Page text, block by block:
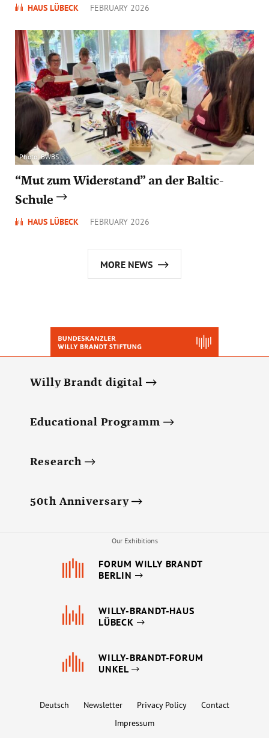
HAUS LÜBECK FEBRUARY 2026
Photo: BWBS
“Mut zum Widerstand” an der Baltic-
Schule
HAUS LÜBECK FEBRUARY 2026
MORE NEWS
Willy Brandt digital
Educational Programm
Research
50th Anniversary
Our Exhibitions
FORUM WILLY BRANDT
BERLIN
WILLY-BRANDT-HAUS
LÜBECK
WILLY-BRANDT-FORUM
UNKEL
Deutsch Newsletter Privacy Policy
Contact
Impressum